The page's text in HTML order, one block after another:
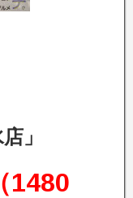
」
（1480